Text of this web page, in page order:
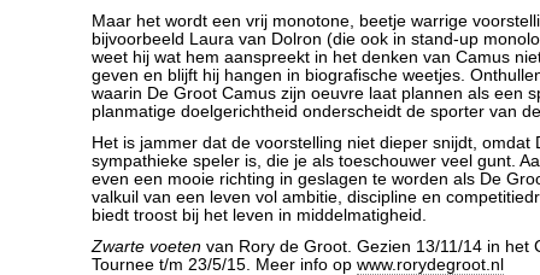
Maar het wordt een vrij monotone, beetje warrige
bijvoorbeeld Laura van Dolron (die ook in stand-up
weet hij wat hem aanspreekt in het denken van Camus
geven en blijft hij hangen in biografische weetjes.
waarin De Groot Camus zijn oeuvre laat plannen als een
planmatige doelgerichtheid onderscheidt de sporter van
Het is jammer dat de voorstelling niet dieper snijdt, omdat
sympathieke speler is, die je als toeschouwer veel gunt.
even een mooie richting in geslagen te worden als De
valkuil van een leven vol ambitie, discipline en
biedt troost bij het leven in middelmatigheid.
Zwarte voeten van Rory de Groot. Gezien 13/11/14 in het
Tournee t/m 23/5/15. Meer info op www.rorydegroot.nl